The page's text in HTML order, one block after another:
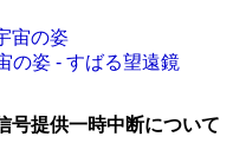
宙の姿
の姿 - すばる望遠鏡
号提供一時中断について